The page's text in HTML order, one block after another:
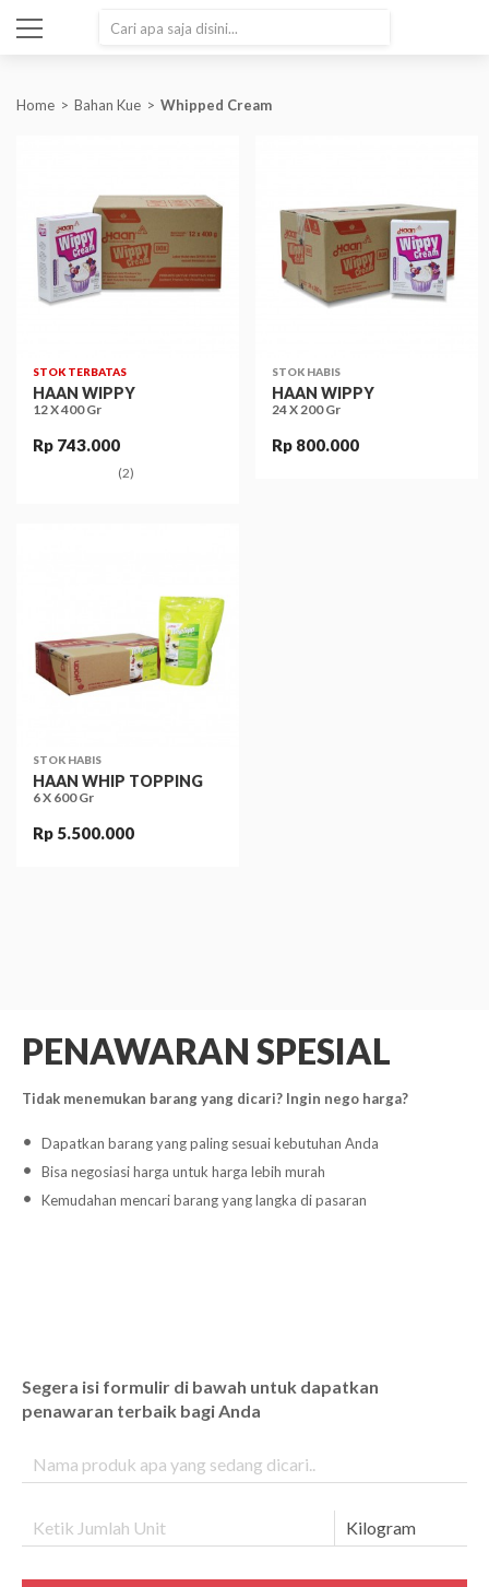
Home Bahan Kue Whipped Cream
STOK TERBATAS
HAAN WIPPY
12 X 400 Gr
Rp 743.000
(2)
STOK HABIS
HAAN WIPPY
24 X 200 Gr
Rp 800.000
STOK HABIS
HAAN WHIP TOPPING
6 X 600 Gr
Rp 5.500.000
PENAWARAN SPESIAL
Tidak menemukan barang yang dicari? Ingin nego harga?
Dapatkan barang yang paling sesuai kebutuhan Anda
Bisa negosiasi harga untuk harga lebih murah
Kemudahan mencari barang yang langka di pasaran
Segera isi formulir di bawah untuk dapatkan
penawaran terbaik bagi Anda